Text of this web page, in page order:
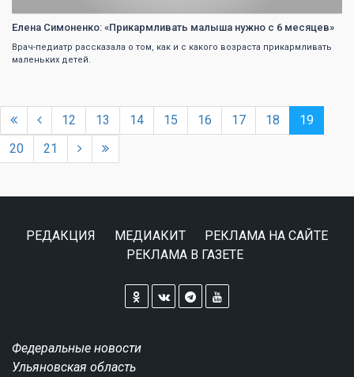
Елена Симоненко: «Прикармливать малыша нужно с 6 месяцев»
Врач-педиатр рассказала о том, как и с какого возраста прикармливать
маленьких детей.
12 13 14 15 16 17 18
19
20
21
РЕДАКЦИЯ МЕДИАКИТ
РЕКЛАМА НА САЙТЕ
РЕКЛАМА В ГАЗЕТЕ
Федеральные новости
Ульяновская область